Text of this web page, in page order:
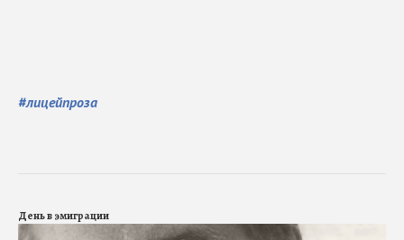
#лицейпроза
День в эмиграции